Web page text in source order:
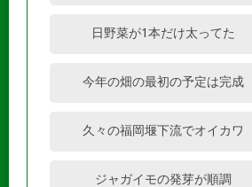
日野菜が1本だけ太ってた
今年の畑の最初の予定は完成
久々の福岡堰下流でオイカワ
ジャガイモの発芽が順調